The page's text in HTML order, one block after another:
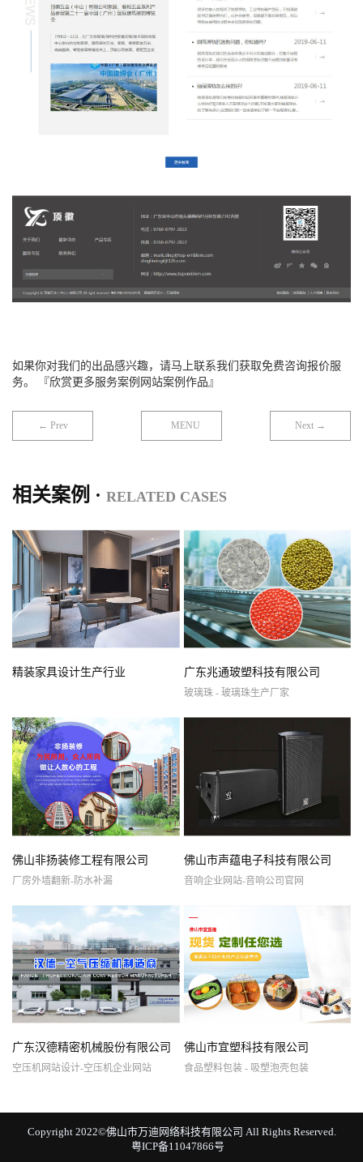
如果你对我们的出品感兴趣，请马上联系我们获取免费咨询报价服
务。 『欣赏更多服务案例网站案例作品』
← Prev MENU Next →
相关案例 · RELATED CASES
精装家具设计生产行业 广东兆通玻塑科技有限公司
玻璃珠 - 玻璃珠生产厂家
佛山非扬装修工程有限公司
厂房外墙翻新-防水补漏
佛山市声蕴电子科技有限公司
音响企业网站-音响公司官网
广东汉德精密机械股份有限公司
空压机网站设计-空压机企业网站
佛山市宜塑科技有限公司
食品塑料包装 - 吸塑泡壳包装
Copyright 2022©佛山市万迪网络科技有限公司 All Rights Reserved.
粤ICP备11047866号